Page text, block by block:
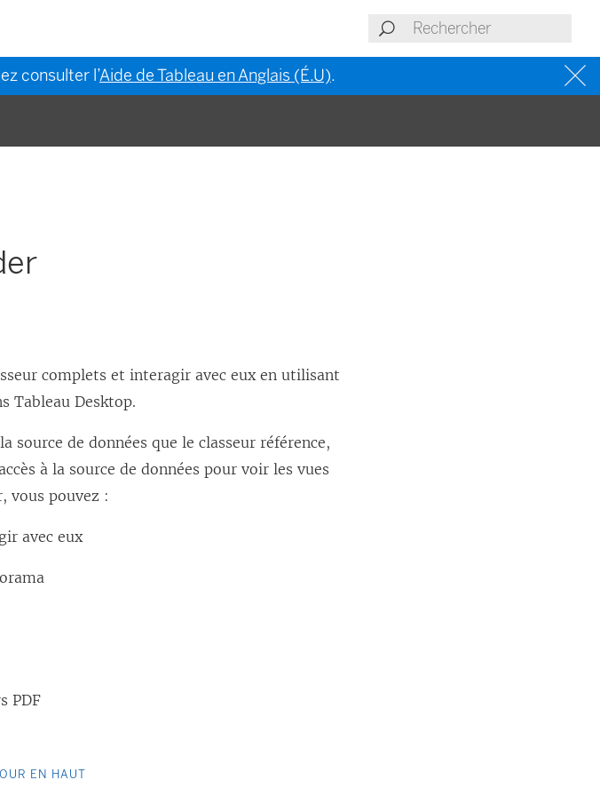
consulter l’Aide de Tableau en Anglais (É.U).
complets et interagir avec eux en utilisant
Tableau Desktop.
source de données que le classeur référence,
à la source de données pour voir les vues
vous pouvez :
avec eux
PDF
EN HAUT